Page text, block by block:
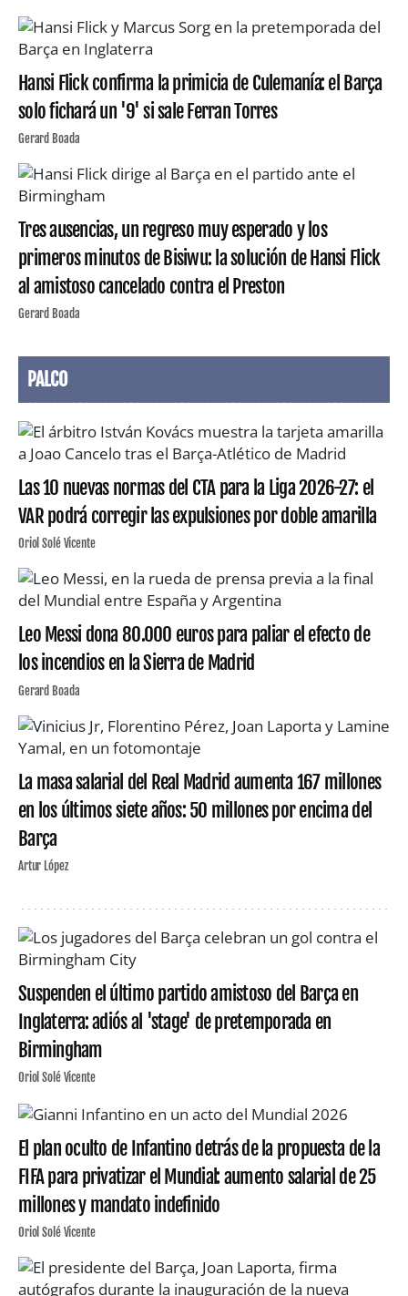
Hansi Flick confirma la primicia de Culemanía: el Barça
solo fichará un '9' si sale Ferran Torres
Gerard Boada
Tres ausencias, un regreso muy esperado y los
primeros minutos de Bisiwu: la solución de Hansi Flick
al amistoso cancelado contra el Preston
Gerard Boada
PALCO
Las 10 nuevas normas del CTA para la Liga 2026-27: el
VAR podrá corregir las expulsiones por doble amarilla
Oriol Solé Vicente
Leo Messi dona 80.000 euros para paliar el efecto de
los incendios en la Sierra de Madrid
Gerard Boada
La masa salarial del Real Madrid aumenta 167 millones
en los últimos siete años: 50 millones por encima del
Barça
Artur López
Suspenden el último partido amistoso del Barça en
Inglaterra: adiós al 'stage' de pretemporada en
Birmingham
Oriol Solé Vicente
El plan oculto de Infantino detrás de la propuesta de la
FIFA para privatizar el Mundial: aumento salarial de 25
millones y mandato indefinido
Oriol Solé Vicente